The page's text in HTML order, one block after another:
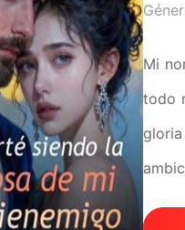
Mi
todo